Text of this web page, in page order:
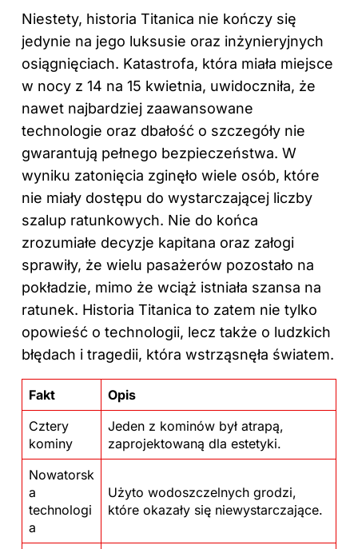
Niestety, historia Titanica nie kończy się
jedynie na jego luksusie oraz inżynieryjnych
osiągnięciach. Katastrofa, która miała miejsce
w nocy z 14 na 15 kwietnia, uwidoczniła, że
nawet najbardziej zaawansowane
technologie oraz dbałość o szczegóły nie
gwarantują pełnego bezpieczeństwa. W
wyniku zatonięcia zginęło wiele osób, które
nie miały dostępu do wystarczającej liczby
szalup ratunkowych. Nie do końca
zrozumiałe decyzje kapitana oraz załogi
sprawiły, że wielu pasażerów pozostało na
pokładzie, mimo że wciąż istniała szansa na
ratunek. Historia Titanica to zatem nie tylko
opowieść o technologii, lecz także o ludzkich
błędach i tragedii, która wstrząsnęła światem.
Fakt
Opis
Cztery
kominy
Jeden z kominów był atrapą,
zaprojektowaną dla estetyki.
Nowatorsk
a
technologi
a
Użyto wodoszczelnych grodzi,
które okazały się niewystarczające.